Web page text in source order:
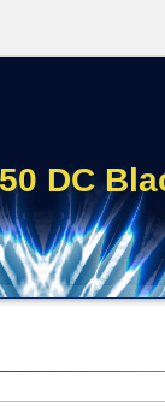
DC